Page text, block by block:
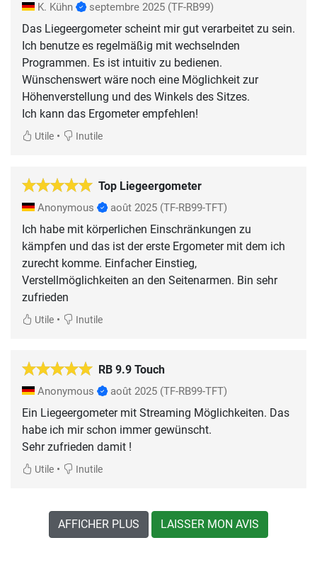
K. Kühn septembre 2025 (TF-RB99)
Das Liegeergometer scheint mir gut verarbeitet zu sein.
Ich benutze es regelmäßig mit wechselnden
Programmen. Es ist intuitiv zu bedienen.
Wünschenswert wäre noch eine Möglichkeit zur
Höhenverstellung und des Winkels des Sitzes.
Ich kann das Ergometer empfehlen!
Utile • Inutile
Top Liegeergometer
Anonymous août 2025 (TF-RB99-TFT)
Ich habe mit körperlichen Einschränkungen zu
kämpfen und das ist der erste Ergometer mit dem ich
zurecht komme. Einfacher Einstieg,
Verstellmöglichkeiten an den Seitenarmen. Bin sehr
zufrieden
Utile • Inutile
RB 9.9 Touch
Anonymous août 2025 (TF-RB99-TFT)
Ein Liegeergometer mit Streaming Möglichkeiten. Das
habe ich mir schon immer gewünscht.
Sehr zufrieden damit !
Utile • Inutile
AFFICHER PLUS LAISSER MON AVIS